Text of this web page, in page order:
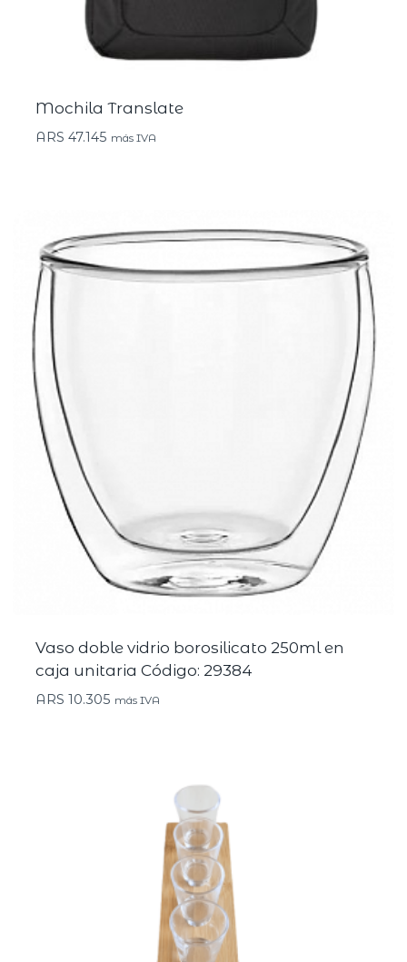
Mochila Translate
ARS 47.145 más IVA
Vaso doble vidrio borosilicato 250ml en
caja unitaria Código: 29384
ARS 10.305 más IVA